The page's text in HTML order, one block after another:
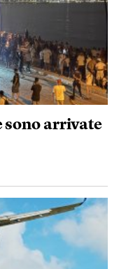
sono arrivate